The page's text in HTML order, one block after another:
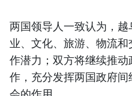
两国领导人一致认为，
业、文化、旅游、物流
作潜力；双方将继续推
作，充分发挥两国政府